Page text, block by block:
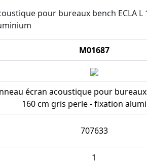
pour bureaux bench ECLA L
M01687
écran acoustique pour bureaux
160 cm gris perle - fixation
707633
1